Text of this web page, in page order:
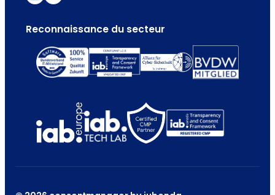
Reconnaissance du secteur